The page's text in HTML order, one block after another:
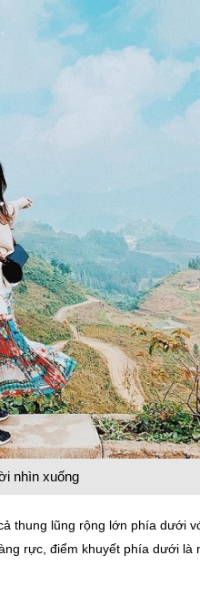
nhìn xuống
thung lũng rộng lớn phía dưới
rực, điểm khuyết phía dưới là